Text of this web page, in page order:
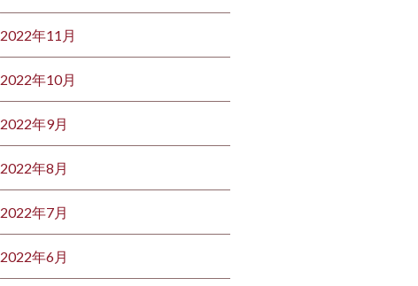
2022年11月
2022年10月
2022年9月
2022年8月
2022年7月
2022年6月